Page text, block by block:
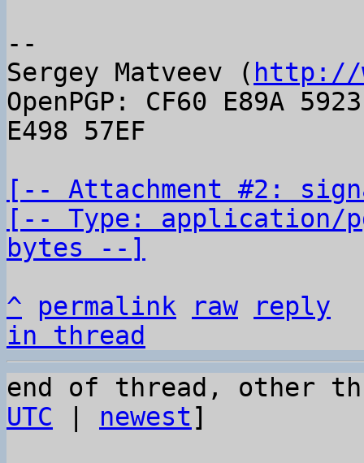
--
Sergey Matveev ( http://
OpenPGP: CF60 E89A
E498 57EF
[-- Attachment #2:
[-- Type: application/
bytes --]
^
permalink raw
reply
in thread
end of thread, other
UTC
newest]